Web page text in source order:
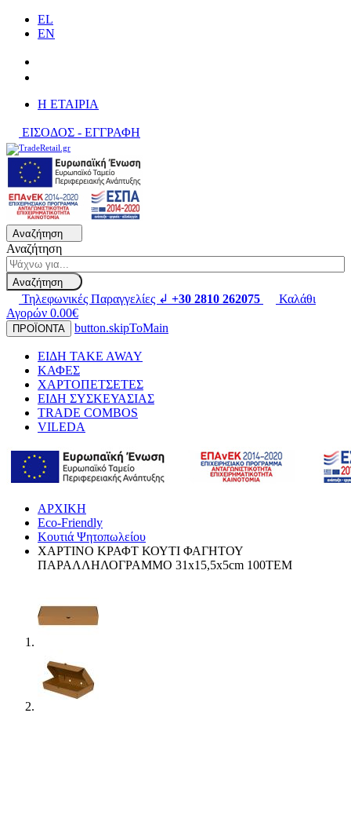
EL
EN
H ΕΤΑΙΡΙΑ
ΕΙΣΟΔΟΣ - ΕΓΓΡΑΦΗ
Αναζήτηση
Αναζήτηση
Αναζήτηση
Τηλεφωνικές Παραγγελίες ↲ +30 2810 262075
Καλάθι
Αγορών 0.00€
ΠΡΟΪΟΝΤΑ button.skipToMain
ΕΙΔΗ TAKE AWAY
ΚΑΦΕΣ
ΧΑΡΤΟΠΕΤΣΕΤΕΣ
ΕΙΔΗ ΣΥΣΚΕΥΑΣΙΑΣ
TRADE COMBOS
VILEDA
ΑΡΧΙΚΗ
Eco-Friendly
Κουτιά Ψητοπωλείου
ΧΑΡΤΙΝΟ KΡΑΦΤ ΚΟΥΤΙ ΦΑΓΗΤΟΥ
ΠΑΡΑΛΛΗΛΟΓΡΑΜΜΟ 31x15,5x5cm 100ΤΕΜ